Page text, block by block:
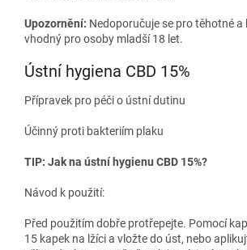
Upozornění: Nedoporučuje se pro těhotné a
vhodný pro osoby mladší 18 let.
Ústní hygiena CBD 15%
Přípravek pro péči o ústní dutinu
Účinný proti bakteriím plaku
TIP: Jak na ústní hygienu CBD 15%?
Návod k použití:
Před použitím dobře protřepejte. Pomocí
15 kapek na lžíci a vložte do úst, nebo